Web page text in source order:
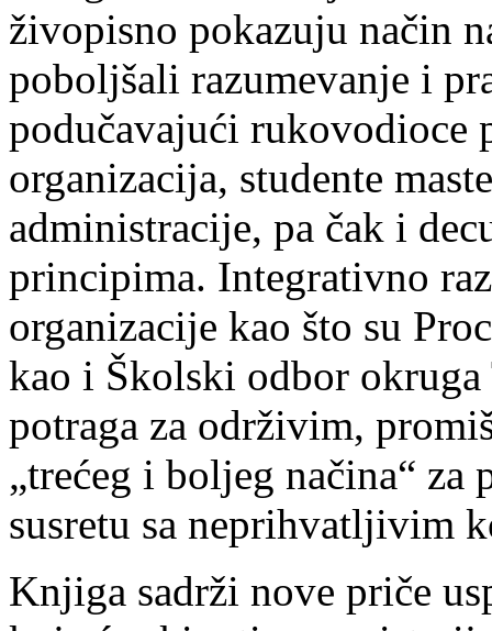
živopisno pokazuju način
poboljšali razumevanje i
podučavajući rukovodioce
organizacija, studente
administracije, pa čak i
principima. Integrativno
organizacije kao što su
kao i Školski odbor
potraga za održivim,
„trećeg i boljeg načina“
susretu sa neprihvatljivim
Knjiga sadrži nove priče